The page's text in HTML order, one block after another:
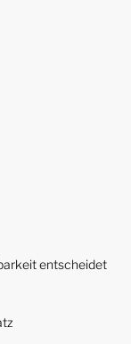
entscheidet